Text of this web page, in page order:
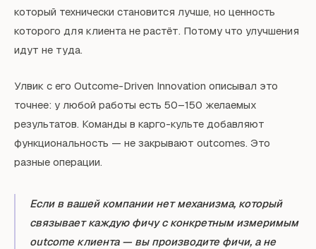
который технически становится лучше, но ценность
которого для клиента не растёт. Потому что улучшения
идут не туда.
Улвик с его Outcome-Driven Innovation описывал это
точнее: у любой работы есть 50–150 желаемых
результатов. Команды в карго-культе добавляют
функциональность — не закрывают outcomes. Это
разные операции.
Если в вашей компании нет механизма, который
связывает каждую фичу с конкретным измеримым
outcome клиента — вы производите фичи, а не